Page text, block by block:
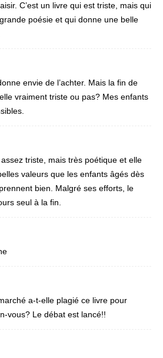
C’est un livre qui est triste, mais qui
poésie et qui donne une belle
envie de l’achter. Mais la fin de
vraiment triste ou pas? Mes enfants
assez triste, mais très poétique et elle
valeurs que les enfants âgés dès
bien. Malgré ses efforts, le
seul à la fin.
a-t-elle plagié ce livre pour
vous? Le débat est lancé!!